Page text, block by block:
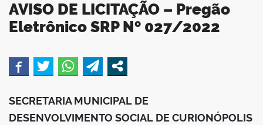
portal
AVISO DE LICITAÇÃO – Pregão
Eletrônico SRP Nº 027/2022
SECRETARIA MUNICIPAL DE
DESENVOLVIMENTO SOCIAL DE CURIONÓPOLIS